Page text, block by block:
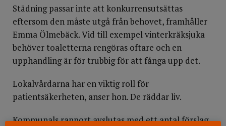
Städning passar inte att konkurrensutsättas
eftersom den måste utgå från behovet, framhåller
Emma Ölmebäck. Vid till exempel vinterkräksjuka
behöver toaletterna rengöras oftare och en
upphandling är för trubbig för att fånga upp det.
Lokalvårdarna har en viktig roll för
patientsäkerheten, anser hon. De räddar liv.
Kommunals rapport avslutas med ett antal förslag,